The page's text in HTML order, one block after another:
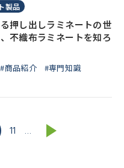
製品
押し出しラミネートの世
不織布ラミネートを知ろ
#商品紹介
#専門知識
11 ...